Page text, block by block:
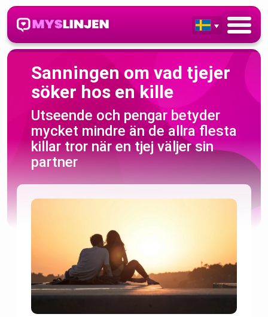
Sanningen om vad tjejer
söker hos en kille
Utseende och pengar betyder
mycket mindre än de allra flesta
killar tror när en tjej väljer sin
partner